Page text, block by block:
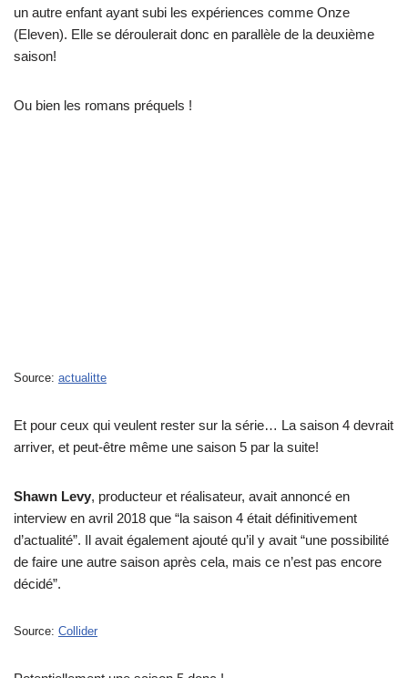
un autre enfant ayant subi les expériences comme Onze
(Eleven). Elle se déroulerait donc en parallèle de la deuxième
saison!
Ou bien les romans préquels !
Source: actualitte
Et pour ceux qui veulent rester sur la série… La saison 4 devrait
arriver, et peut-être même une saison 5 par la suite!
Shawn Levy, producteur et réalisateur, avait annoncé en
interview en avril 2018 que “la saison 4 était définitivement
d’actualité”. Il avait également ajouté qu’il y avait “une possibilité
de faire une autre saison après cela, mais ce n’est pas encore
décidé”.
Source: Collider